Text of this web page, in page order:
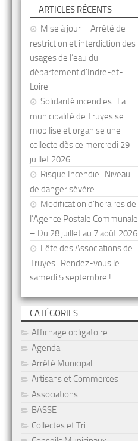
ARTICLES RÉCENTS
Mise à jour – Arrêté de
restriction et interdiction des
usages de l’eau du
département d’Indre-et-
Loire
Solidarité incendies : La
municipalité de Truyes se
mobilise et organise une
collecte dès ce mercredi 29
juillet 2026
Risque Incendie : Niveau
de danger sévère
Modification d’horaires de
l’Agence Postale Communale
– Du 28 juillet au 7 août 2026
Fête des Associations de
Truyes : Rendez-vous le
samedi 5 septembre !
CATÉGORIES
Affichage obligatoire
Agenda
Arrêté Municipal
Artisans et Commerces
Associations
BASSE
Collectes et Tri